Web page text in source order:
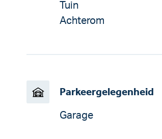
Tuin
Achterom
Parkeergelegenheid
Garage